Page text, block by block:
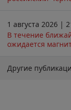
1 августа 2026 |
В течение
ожидается
Другие